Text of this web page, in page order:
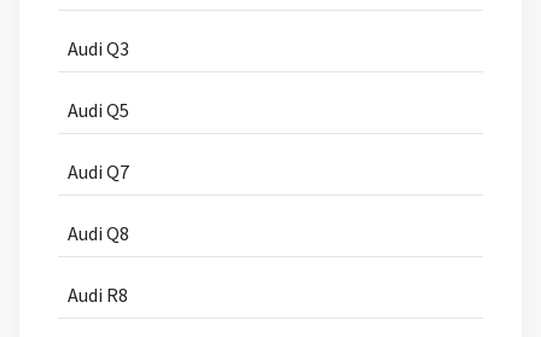
Audi Q3
Audi Q5
Audi Q7
Audi Q8
Audi R8